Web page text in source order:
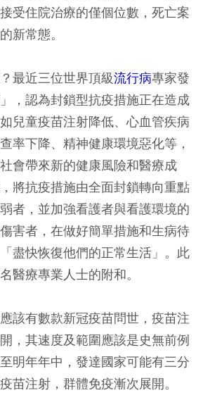
受住院治療的僅個位數，死亡案
新常態。
最近三位世界頂級流行病專家發
，認為封鎖型抗疫措施正在造成
兒童疫苗注射降低、心血管疾病
率下降、精神健康環境惡化等，
會帶來新的健康風險和醫療成
將抗疫措施由全面封鎖轉向重點
者，並加強看護者與看護環境的
害者，在做好簡單措施和生病待
盡快恢復他們的正常生活」。此
醫療專業人士的附和。
該有數款新冠疫苗問世，疫苗注
，其速度及範圍應該是史無前例
明年年中，發達國家可能有三分
苗注射，群體免疫漸次展開。